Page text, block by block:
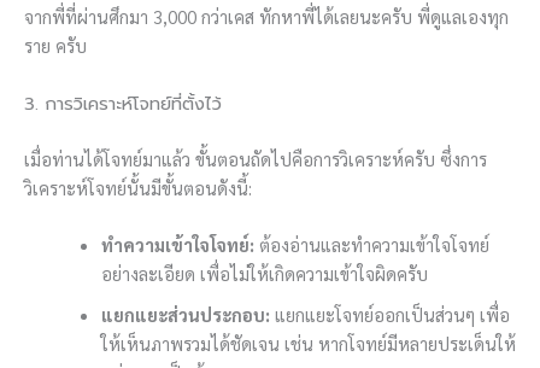
จากพี่ที่ผ่านศึกมา 3,000 กว่าเคส ทักหาพี่ได้เลยนะครับ พี่ดูแลเองทุก
ราย ครับ
3. การวิเคราะห์โจทย์ที่ตั้งไว้
เมื่อท่านได้โจทย์มาแล้ว ขั้นตอนถัดไปคือการวิเคราะห์ครับ ซึ่งการ
วิเคราะห์โจทย์นั้นมีขั้นตอนดังนี้:
ทำความเข้าใจโจทย์: ต้องอ่านและทำความเข้าใจโจทย์
อย่างละเอียด เพื่อไม่ให้เกิดความเข้าใจผิดครับ
แยกแยะส่วนประกอบ: แยกแยะโจทย์ออกเป็นส่วนๆ เพื่อ
ให้เห็นภาพรวมได้ชัดเจน เช่น หากโจทย์มีหลายประเด็นให้